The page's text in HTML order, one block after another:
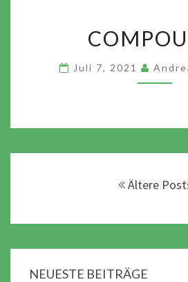
Juli 7, 2021
Ältere
NEUESTE BEITRÄGE